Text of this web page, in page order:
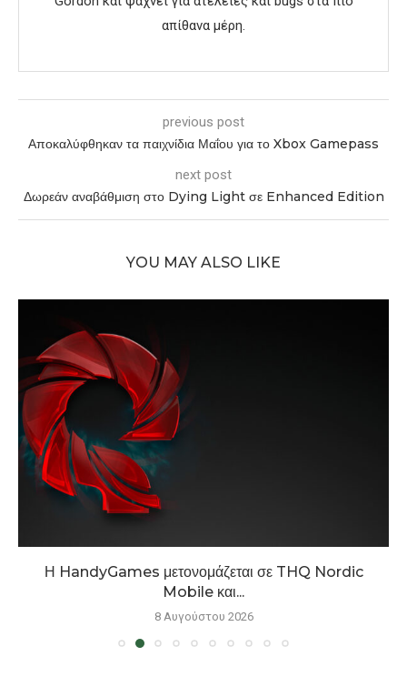
απίθανα μέρη.
previous post
Αποκαλύφθηκαν τα παιχνίδια Μαΐου για το Xbox Gamepass
next post
Δωρεάν αναβάθμιση στο Dying Light σε Enhanced Edition
YOU MAY ALSO LIKE
Η HandyGames μετονομάζεται σε THQ Nordic
Mobile και...
8 Αυγούστου 2026